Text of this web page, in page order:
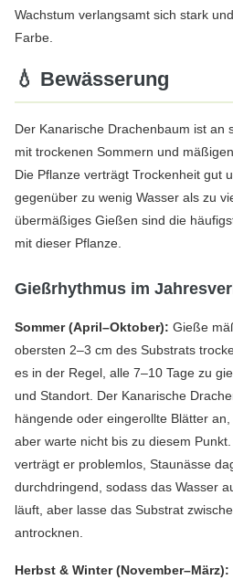
Wachstum verlangsamt sich stark
Farbe.
💧 Bewässerung
Der Kanarische Drachenbaum ist an
mit trockenen Sommern und
Die Pflanze verträgt Trockenheit gut
gegenüber zu wenig Wasser als zu
übermäßiges Gießen sind die
mit dieser Pflanze.
Gießrhythmus im
Sommer (April–Oktober): Gieße
obersten 2–3 cm des Substrats
es in der Regel, alle 7–10 Tage zu
und Standort. Der Kanarische
hängende oder eingerollte Blätter
aber warte nicht bis zu diesem
verträgt er problemlos, Staunässe
durchdringend, sodass das Wasser
läuft, aber lasse das Substrat
antrocknen.
Herbst & Winter (November–März):